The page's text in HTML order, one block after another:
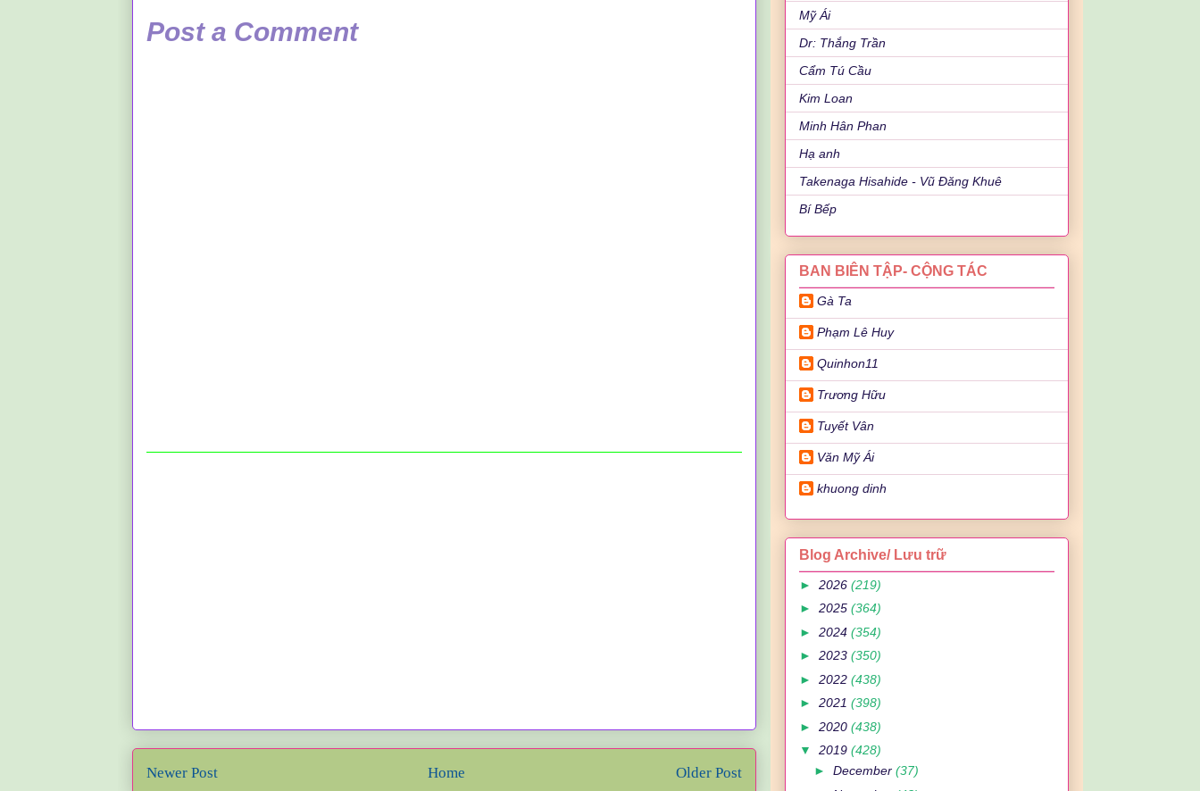
Post a Comment
Newer Post Older Post
Home
Mỹ Ái
Dr: Thắng Trần
Cẩm Tú Cầu
Kim Loan
Minh Hân Phan
Hạ anh
Takenaga Hisahide - Vũ Đăng Khuê
Bí Bếp
BAN BIÊN TẬP- CỘNG TÁC
Gà Ta
Phạm Lê Huy
Quinhon11
Trương Hữu
Tuyết Vân
Văn Mỹ Ái
khuong dinh
Blog Archive/ Lưu trữ
► 2026 (219)
► 2025 (364)
► 2024 (354)
► 2023 (350)
► 2022 (438)
► 2021 (398)
► 2020 (438)
▼ 2019 (428)
►December(37)